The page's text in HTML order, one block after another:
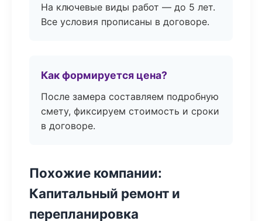
На ключевые виды работ — до 5 лет.
Все условия прописаны в договоре.
Как формируется цена?
После замера составляем подробную
смету, фиксируем стоимость и сроки
в договоре.
Похожие компании:
Капитальный ремонт и
перепланировка